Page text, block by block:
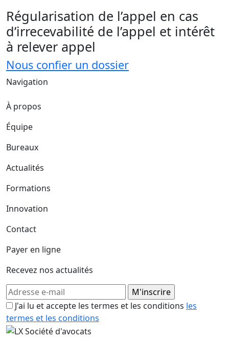
Régularisation de l’appel en cas
d’irrecevabilité de l’appel et intérêt
à relever appel
Nous confier un dossier
Navigation
À propos
Équipe
Bureaux
Actualités
Formations
Innovation
Contact
Payer en ligne
Recevez nos actualités
J'ai lu et accepte les termes et les conditions les
termes et les conditions